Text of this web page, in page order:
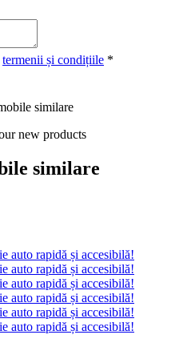
termenii și condițiile *
new products
similare